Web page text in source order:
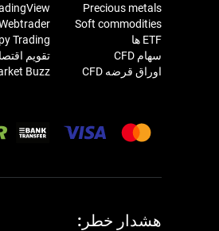
Precious metals
Soft commodities
ETF ها
سهام CFD
اوراق قرضه CFD
Trading
تقویم
Buzz
هشدار خطر: